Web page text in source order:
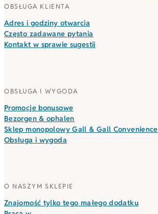
OBSŁUGA KLIENTA
Adres i godziny otwarcia
Często zadawane pytania
Kontakt w sprawie sugestii
OBSŁUGA I WYGODA
Promocje bonusowe
Bezorgen & ophalen
Sklep monopolowy Gall & Gall Convenience
Obsługa i wygoda
O NASZYM SKLEPIE
Znajomość tylko tego małego dodatku